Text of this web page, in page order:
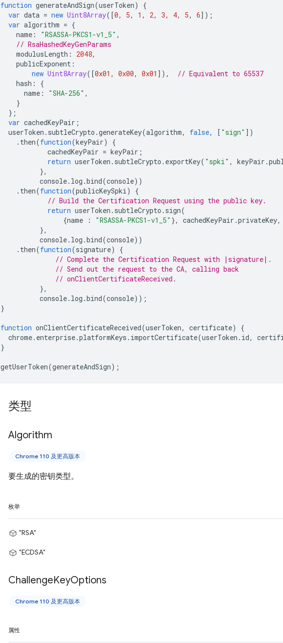
function generateAndSign(userToken)
{
var data = new Uint8Array([0, 5, 1 , 2, 3, 4, 5, 6]);
var algorithm = {
name : "RSASSA-PKCS1-v1_5" ,
// RsaHashedKeyGenParams
modulusLength : 2048,
publicExponent :
new Uint8Array([0x01 , 0x00, 0x01 ]),
// Equivalent to 65537
hash :
{
name : "SHA-256" ,
}
};
var cachedKeyPair ;
userToken . subtleCrypto .generateKey(algorithm, false, [ "sign" ])
. then(function(keyPair)
{
cachedKeyPair = keyPair ;
return userToken . subtleCrypto . exportKey( "spki" , keyPair .
},
console. log .bind(console))
. then(function(publicKeySpki)
{
// Build the Certification Request using the public key.
return userToken . subtleCrypto . sign(
{name : "RSASSA-PKCS1-v1_5" }, cachedKeyPair .privateKey,
},
console. log .bind(console))
. then(function(signature)
{
// Complete the Certification Request with |signature|.
// Send out the request to the CA, calling back
// onClientCertificateReceived.
},
console. log .bind(console));
}
function onClientCertificateReceived(userToken, certificate)
{
chrome. enterprise.platformKeys . importCertificate(userToken . id,
}
getUserToken(generateAndSign);
类型
Algorithm
Chrome 110 及更高版本
要生成的密钥类型。
枚举
"RSA"
"ECDSA"
ChallengeKeyOptions
Chrome 110 及更高版本
属性